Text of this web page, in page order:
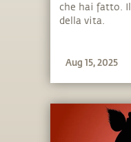
che hai fatto.
della vita.
Aug 15, 2025